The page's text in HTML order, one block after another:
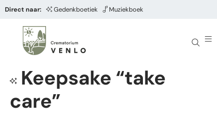
Direct naar: Gedenkboetiek Muziekboek
Keepsake “take
care”